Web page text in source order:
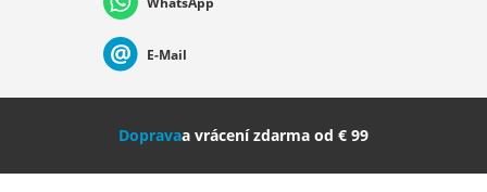
Nederland Italia (Italiano) Italien (Deutsch)
E-Mail
Dopravaa vrácení zdarma od € 99